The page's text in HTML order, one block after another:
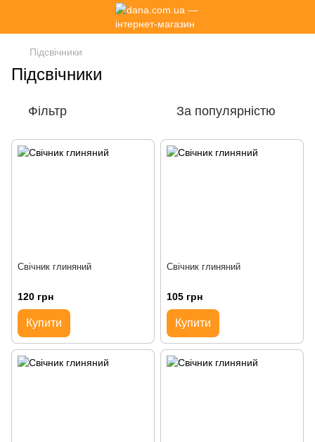
Підсвічники
Підсвічники
Фільтр За популярністю
Свічник глиняний
120 грн
Купити
Свічник глиняний
105 грн
Купити